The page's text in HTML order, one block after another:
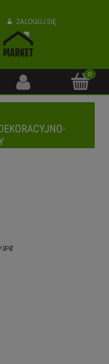
ZALOGUJ SIĘ